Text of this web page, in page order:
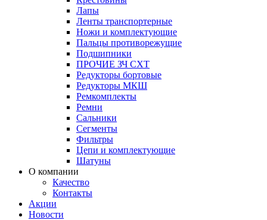
Лапы
Ленты транспортерные
Ножи и комплектующие
Пальцы противорежущие
Подшипники
ПРОЧИЕ ЗЧ СХТ
Редукторы бортовые
Редукторы МКШ
Ремкомплекты
Ремни
Сальники
Сегменты
Фильтры
Цепи и комплектующие
Шатуны
О компании
Качество
Контакты
Акции
Новости